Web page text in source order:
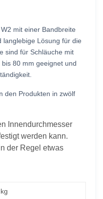
mit einer Bandbreite
langlebige Lösung für die
sind für Schläuche mit
80 mm geeignet und
den Produkten in zwölf
Innendurchmesser
werden kann.
der Regel etwas
kg